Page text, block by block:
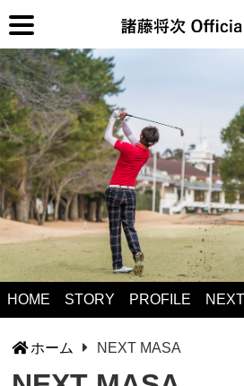
HOME STORY PROFILE
ホーム NEXT MASA